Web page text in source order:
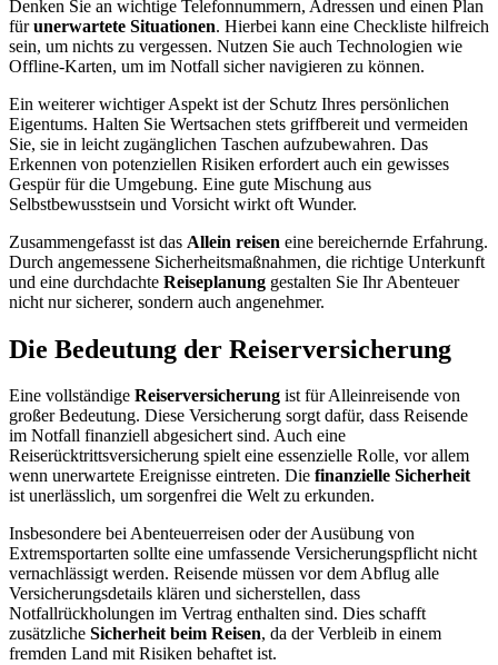
Denken Sie an wichtige Telefonnummern, Adressen und einen Plan
fürunerwartete Situationen. Hierbei kann eine Checkliste hilfreich
sein, um nichts zu vergessen. Nutzen Sie auch Technologien wie
Offline-Karten, um im Notfall sicher navigieren zu können.
Ein weiterer wichtiger Aspekt ist der Schutz Ihres persönlichen
Eigentums. Halten Sie Wertsachen stets griffbereit und vermeiden
Sie, sie in leicht zugänglichen Taschen aufzubewahren. Das
Erkennen von potenziellen Risiken erfordert auch ein gewisses
Gespür für die Umgebung. Eine gute Mischung aus
Selbstbewusstsein und Vorsicht wirkt oft Wunder.
Zusammengefasst ist das Allein reisen eine bereichernde Erfahrung.
Durch angemessene Sicherheitsmaßnahmen, die richtige Unterkunft
und eine durchdachte Reiseplanung gestalten Sie Ihr Abenteuer
nicht nur sicherer, sondern auch angenehmer.
Die Bedeutung der Reiserversicherung
Eine vollständige Reiserversicherung ist für Alleinreisende von
großer Bedeutung. Diese Versicherung sorgt dafür, dass Reisende
im Notfall finanziell abgesichert sind. Auch eine
Reiserücktrittsversicherung spielt eine essenzielle Rolle, vor allem
wenn unerwartete Ereignisse eintreten. Die finanzielle Sicherheit
ist unerlässlich, um sorgenfrei die Welt zu erkunden.
Insbesondere bei Abenteuerreisen oder der Ausübung von
Extremsportarten sollte eine umfassende Versicherungspflicht nicht
vernachlässigt werden. Reisende müssen vor dem Abflug alle
Versicherungsdetails klären und sicherstellen, dass
Notfallrückholungen im Vertrag enthalten sind. Dies schafft
zusätzliche Sicherheit beim Reisen, da der Verbleib in einem
fremden Land mit Risiken behaftet ist.